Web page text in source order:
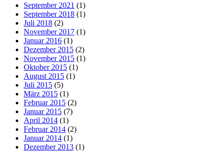
September 2021 (1)
September 2018 (1)
Juli 2018 (2)
November 2017 (1)
Januar 2016 (1)
Dezember 2015 (2)
November 2015 (1)
Oktober 2015 (1)
August 2015 (1)
Juli 2015 (5)
März 2015 (1)
Februar 2015 (2)
Januar 2015 (7)
April 2014 (1)
Februar 2014 (2)
Januar 2014 (1)
Dezember 2013 (1)